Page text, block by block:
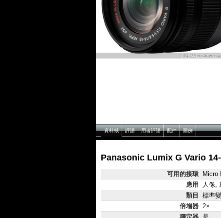
資料紙 評語 用者評語 配件 圖例
Panasonic Lumix G Vario
可用的接環
Micro
應用
人像,
類目
標準
倍增器 2×